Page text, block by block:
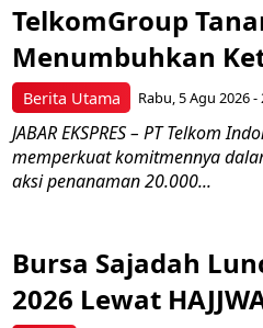
Berita Utama
TelkomGroup
Menumbuhkan
Rabu, 5 Agu 2026 -
JABAR EKSPRES – PT Telkom
memperkuat komitmennya
aksi penanaman 20.000...
Bursa Sajadah
2026 Lewat